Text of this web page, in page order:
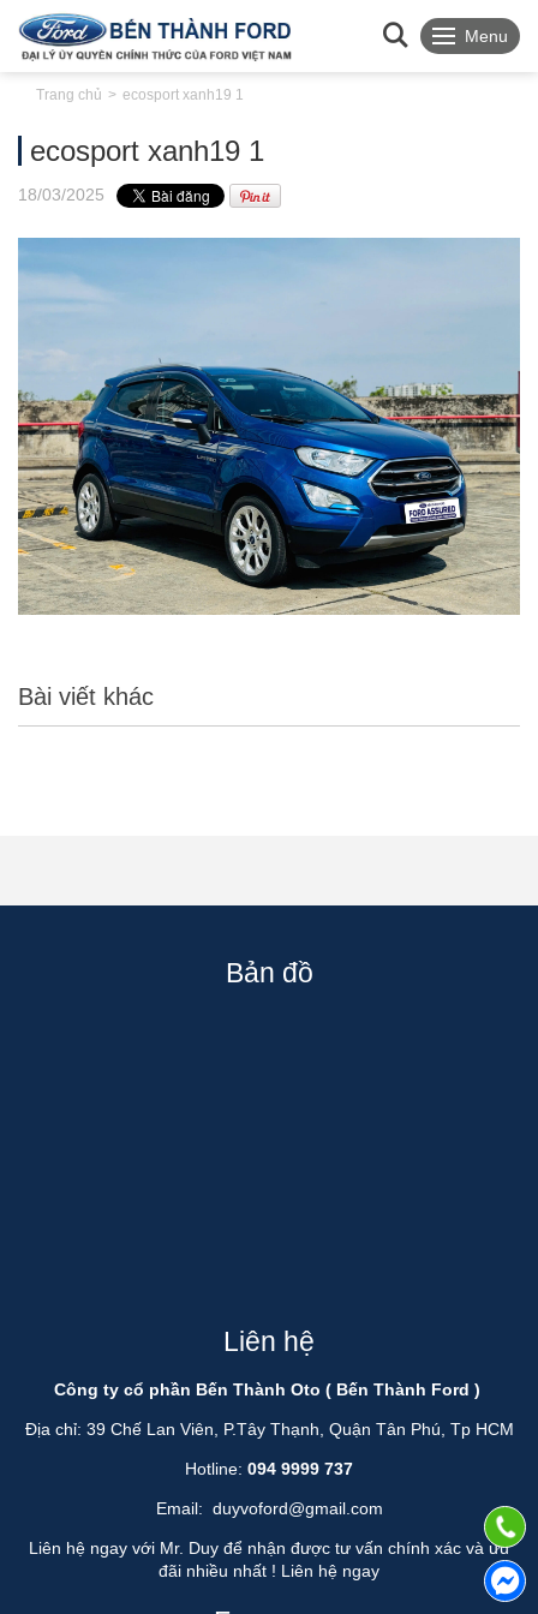
Menu
Trang chủ ecosport xanh19 1
ecosport xanh19 1
18/03/2025
Bài viết khác
Bản đồ
Liên hệ
Công ty cổ phần Bến Thành Oto ( Bến Thành Ford )
Địa chỉ: 39 Chế Lan Viên, P.Tây Thạnh, Quận Tân Phú, Tp HCM
Hotline: 094 9999 737
Email: duyvoford@gmail.com
Liên hệ ngay với Mr. Duy để nhận được tư vấn chính xác và ưu
đãi nhiều nhất ! Liên hệ ngay